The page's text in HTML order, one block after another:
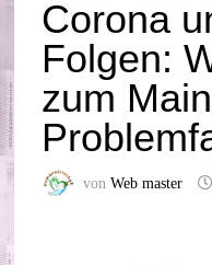
Corona
Folgen:
zum
vonWeb master